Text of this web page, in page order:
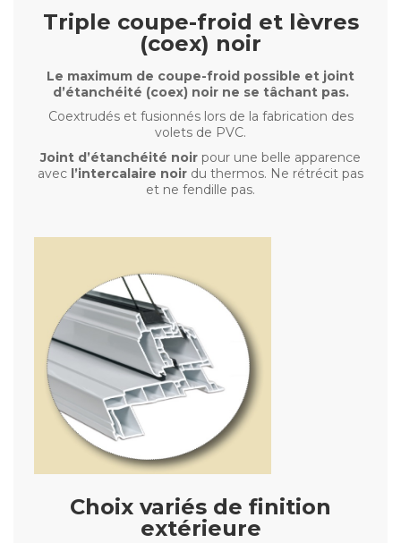
Triple coupe-froid et lèvres
(coex) noir
Le maximum de coupe-froid possible et joint
d’étanchéité (coex) noir ne se tâchant pas.
Coextrudés et fusionnés lors de la fabrication des
volets de PVC.
Joint d’étanchéité noir pour une belle apparence
avec l’intercalaire noir du thermos. Ne rétrécit pas
et ne fendille pas.
Choix variés de finition
extérieure